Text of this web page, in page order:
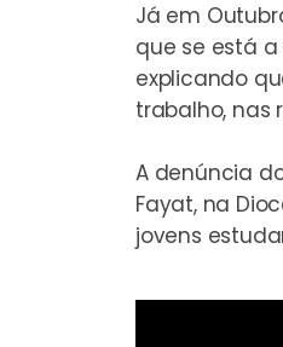
Já em
que se está a
explicando
trabalho, nas
A denúncia
Fayat, na
jovens